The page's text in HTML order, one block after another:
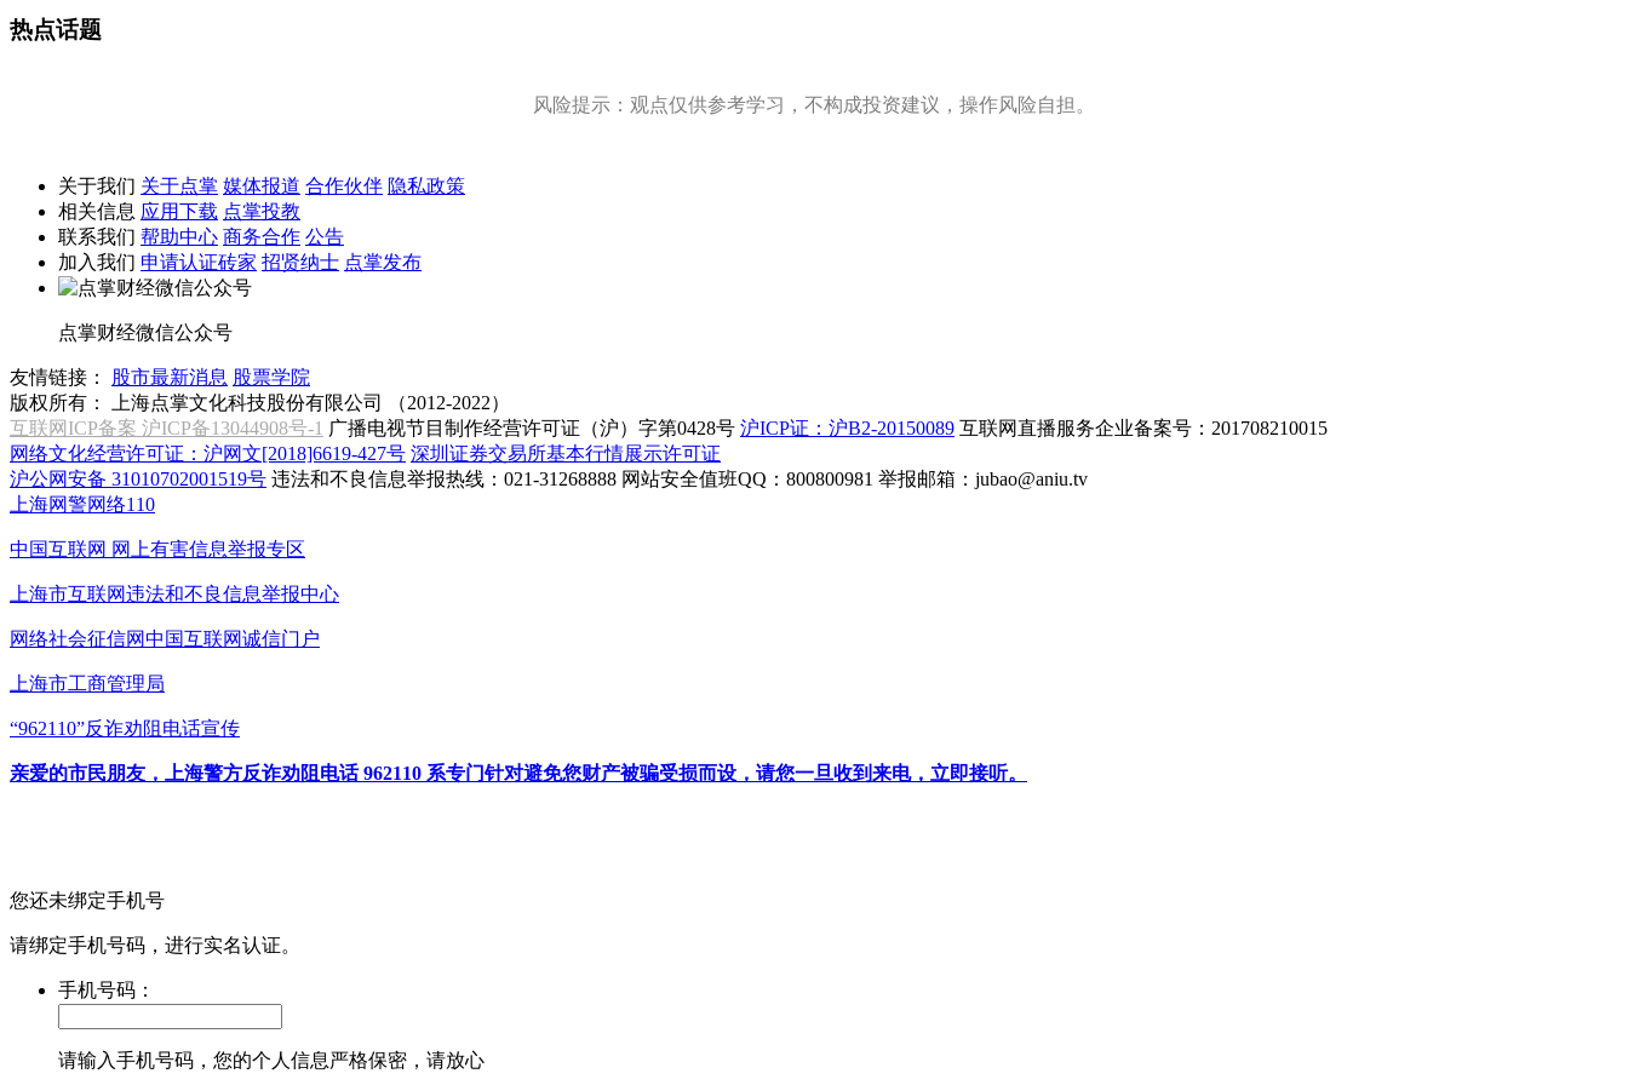
热点话题
风险提示：观点仅供参考学习，不构成投资建议，操作风险自担。
关于我们 关于点掌 媒体报道 合作伙伴 隐私政策
相关信息 应用下载 点掌投教
联系我们 帮助中心 商务合作 公告
加入我们 申请认证砖家 招贤纳士 点掌发布
点掌财经微信公众号
友情链接： 股市最新消息 股票学院
版权所有：
上海点掌文化科技股份有限公司 （2012-2022）
互联网ICP备案 沪ICP备13044908号-1 广播电视节目制作经营许可证（沪）字第0428号 沪ICP证：沪B2-20150089 互联网直播服务企业备案号：201708210015
网络文化经营许可证：沪网文[2018]6619-427号 深圳证券交易所基本行情展示许可证
沪公网安备 31010702001519号 违法和不良信息举报热线：021-31268888 网站安全值班QQ：800800981 举报邮箱： jubao@aniu.tv
上海网警网络110
中国互联网 网上有害信息举报专区
上海市互联网违法和不良信息举报中心
网络社会征信网中国互联网诚信门户
上海市工商管理局
“962110”反诈劝阻电话宣传
亲爱的市民朋友，上海警方反诈劝阻电话 962110 系专门针对避免您财产被骗受损而设，请您一旦收到来电，立即接听。
您还未绑定手机号
请绑定手机号码，进行实名认证。
手机号码：
请输入手机号码，您的个人信息严格保密，请放心